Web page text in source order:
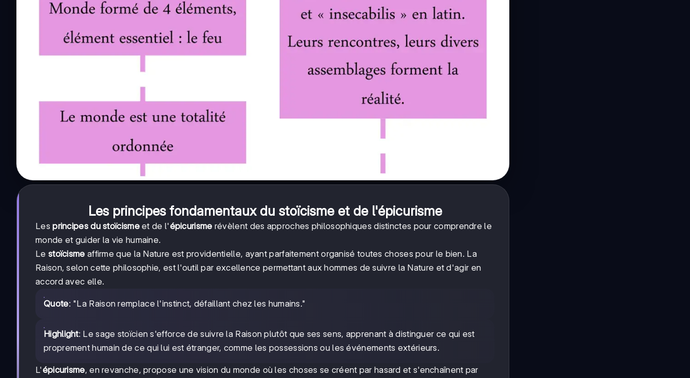
Les principes fondamentaux du stoïcisme et de l'épicurisme
Lesprincipes du stoïcismeet de l'épicurisme révèlent des approches philosophiques distinctes pour comprendre le
monde et guider la vie humaine.
Le stoïcisme affirme que la Nature est providentielle, ayant parfaitement organisé toutes choses pour le bien. La
Raison, selon cette philosophie, est l'outil par excellence permettant aux hommes de suivre la Nature et d'agir en
accord avec elle.
Quote: "La Raison remplace l'instinct, défaillant chez les humains."
Highlight: Le sage stoïcien s'efforce de suivre la Raison plutôt que ses sens, apprenant à distinguer ce qui est
proprement humain de ce qui lui est étranger, comme les possessions ou les événements extérieurs.
L'épicurisme, en revanche, propose une vision du monde où les choses se créent par hasard et s'enchaînent par